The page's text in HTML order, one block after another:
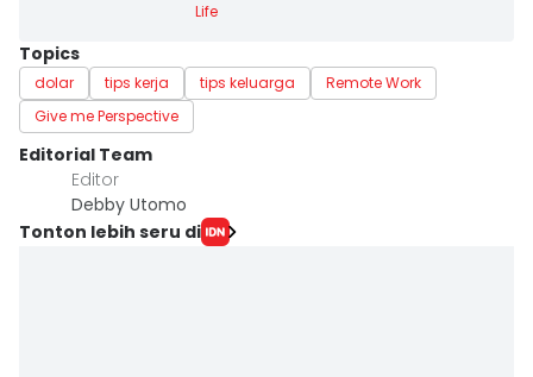
Life
Topics
dolar tips kerja tips keluarga
Remote Work
Give me Perspective
Editorial Team
Editor
Debby Utomo
Tonton lebih seru di